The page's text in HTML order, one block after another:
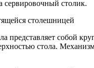
сервировочный столик.
представляет собой
стола.